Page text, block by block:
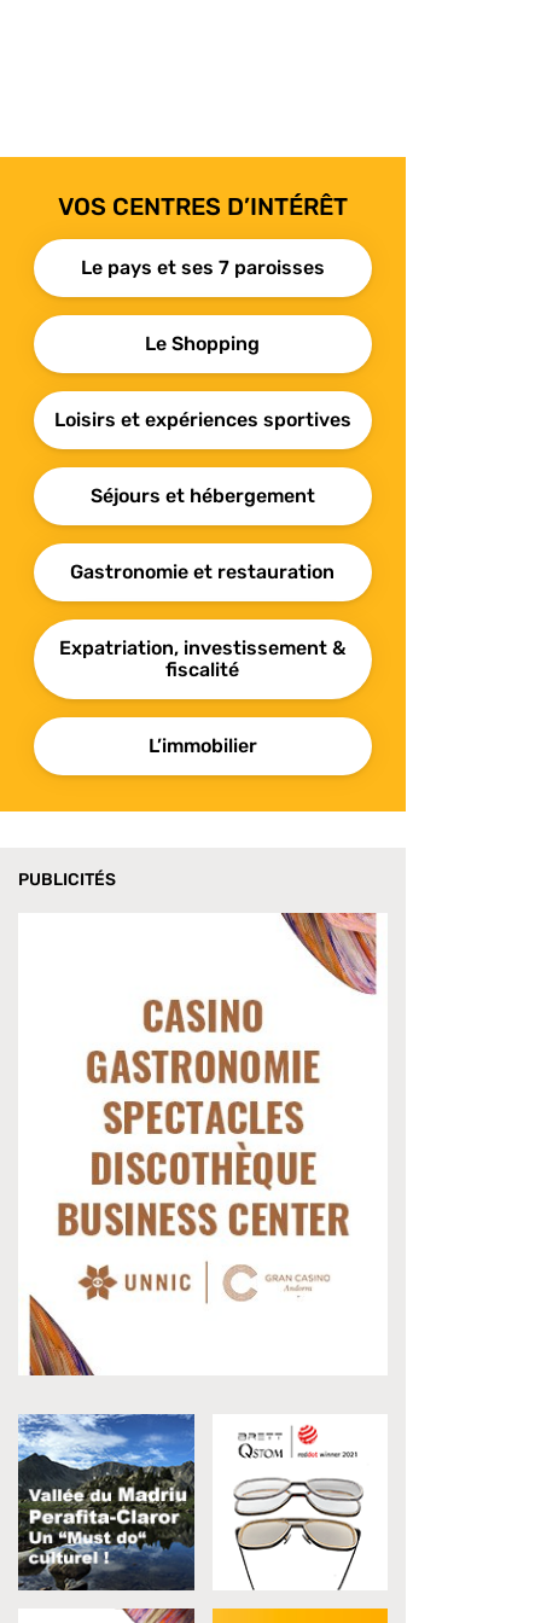
VOS CENTRES D’INTÉRÊT
Le pays et ses 7 paroisses
Le Shopping
Loisirs et expériences sportives
Séjours et hébergement
Gastronomie et restauration
Expatriation, investissement &
fiscalité
L’immobilier
PUBLICITÉS